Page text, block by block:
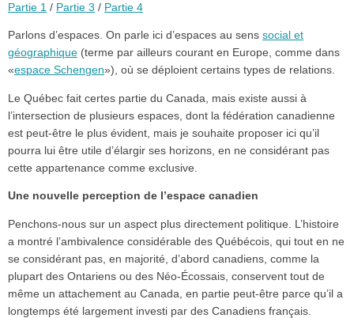
Partie 1 / Partie 3 / Partie 4
Parlons d’espaces. On parle ici d’espaces au sens social et
géographique (terme par ailleurs courant en Europe, comme dans
«espace Schengen»), où se déploient certains types de relations.
Le Québec fait certes partie du Canada, mais existe aussi à
l’intersection de plusieurs espaces, dont la fédération canadienne
est peut-être le plus évident, mais je souhaite proposer ici qu’il
pourra lui être utile d’élargir ses horizons, en ne considérant pas
cette appartenance comme exclusive.
Une nouvelle perception de l’espace canadien
Penchons-nous sur un aspect plus directement politique. L’histoire
a montré l’ambivalence considérable des Québécois, qui tout en ne
se considérant pas, en majorité, d’abord canadiens, comme la
plupart des Ontariens ou des Néo-Écossais, conservent tout de
même un attachement au Canada, en partie peut-être parce qu’il a
longtemps été largement investi par des Canadiens français.